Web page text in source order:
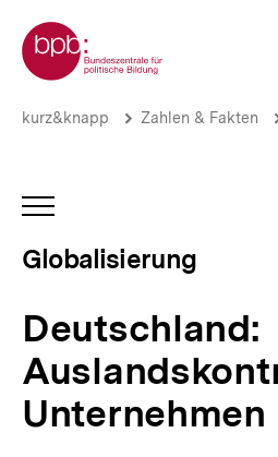
zum
Seiteninhalt
springen
Zur Startseite der bpb
Deutschland:
Globalisierung
bpb.de
Brotkrümelnavigation
kurz&knapp Zahlen & Fakten
INHALTSNAVIGATION
Globalisierung
Deutschland:
Unternehmen